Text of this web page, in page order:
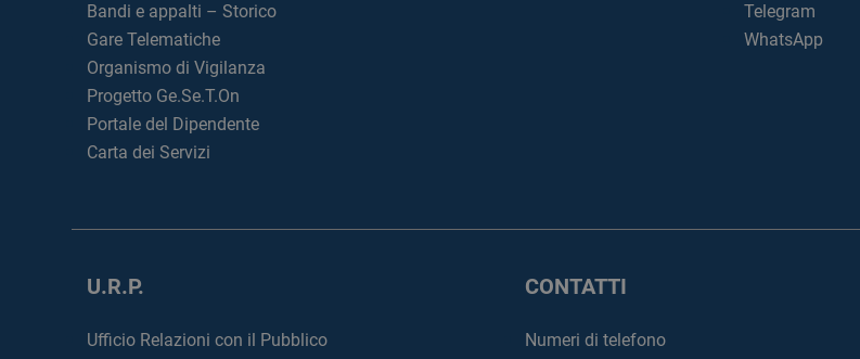
Bandi e appalti – Storico
Gare Telematiche
Organismo di Vigilanza
Progetto Ge.Se.T.On
Portale del Dipendente
Carta dei Servizi
Telegram
WhatsApp
U.R.P.
Ufficio Relazioni con il Pubblico
CONTATTI
Numeri di telefono